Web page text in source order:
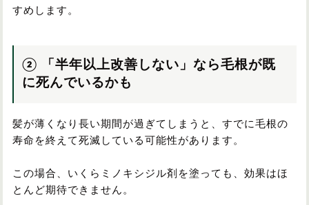
すめします。
② 「半年以上改善しない」なら毛根が既
に死んでいるかも
髪が薄くなり長い期間が過ぎてしまうと、すでに毛根の
寿命を終えて死滅している可能性があります。
この場合、いくらミノキシジル剤を塗っても、効果はほ
とんど期待できません。